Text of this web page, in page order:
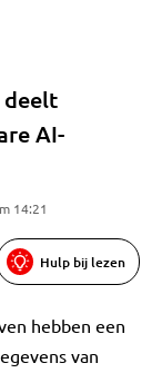
deelt
AI-
14:21
Hulp bij lezen
hebben een
van